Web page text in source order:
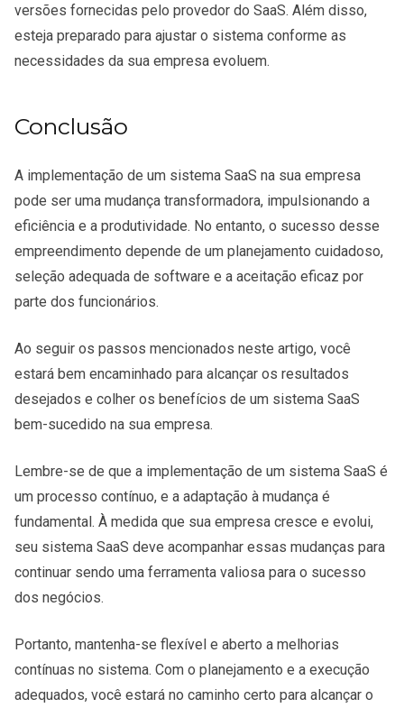
versões fornecidas pelo provedor do SaaS. Além disso,
esteja preparado para ajustar o sistema conforme as
necessidades da sua empresa evoluem.
Conclusão
A implementação de um sistema SaaS na sua empresa
pode ser uma mudança transformadora, impulsionando a
eficiência e a produtividade. No entanto, o sucesso desse
empreendimento depende de um planejamento cuidadoso,
seleção adequada de software e a aceitação eficaz por
parte dos funcionários.
Ao seguir os passos mencionados neste artigo, você
estará bem encaminhado para alcançar os resultados
desejados e colher os benefícios de um sistema SaaS
bem-sucedido na sua empresa.
Lembre-se de que a implementação de um sistema SaaS é
um processo contínuo, e a adaptação à mudança é
fundamental. À medida que sua empresa cresce e evolui,
seu sistema SaaS deve acompanhar essas mudanças para
continuar sendo uma ferramenta valiosa para o sucesso
dos negócios.
Portanto, mantenha-se flexível e aberto a melhorias
contínuas no sistema. Com o planejamento e a execução
adequados, você estará no caminho certo para alcançar o